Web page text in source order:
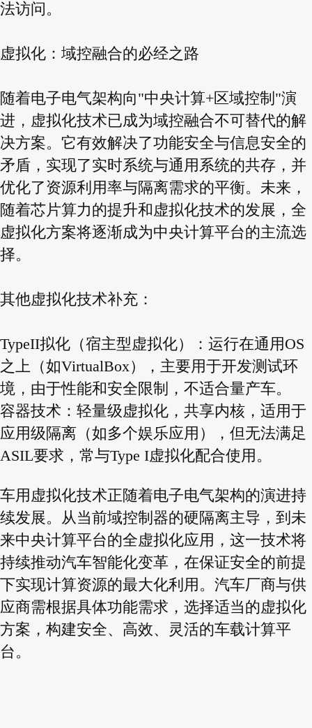
法访问。
虚拟化：域控融合的必经之路
随着电子电气架构向"中央计算+区域控制"演
进，虚拟化技术已成为域控融合不可替代的解
决方案。它有效解决了功能安全与信息安全的
矛盾，实现了实时系统与通用系统的共存，并
优化了资源利用率与隔离需求的平衡。未来，
随着芯片算力的提升和虚拟化技术的发展，全
虚拟化方案将逐渐成为中央计算平台的主流选
择。
其他虚拟化技术补充：
TypeII拟化（宿主型虚拟化）：运行在通用OS
之上（如VirtualBox），主要用于开发测试环
境，由于性能和安全限制，不适合量产车。
容器技术：轻量级虚拟化，共享内核，适用于
应用级隔离（如多个娱乐应用），但无法满足
ASIL要求，常与Type I虚拟化配合使用。
车用虚拟化技术正随着电子电气架构的演进持
续发展。从当前域控制器的硬隔离主导，到未
来中央计算平台的全虚拟化应用，这一技术将
持续推动汽车智能化变革，在保证安全的前提
下实现计算资源的最大化利用。汽车厂商与供
应商需根据具体功能需求，选择适当的虚拟化
方案，构建安全、高效、灵活的车载计算平
台。